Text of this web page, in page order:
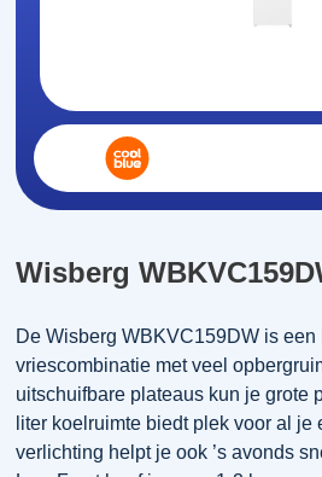
Wisberg
De Wisberg WBKVC159DW is
vriescombinatie met veel
uitschuifbare plateaus kun je grote
liter koelruimte biedt plek voor al je
verlichting helpt je ook ’s avonds